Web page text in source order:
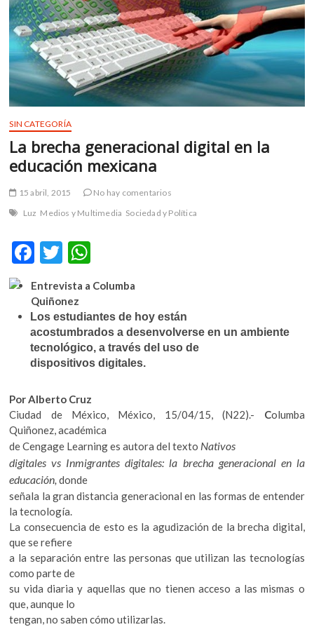
m
v
o
l
r
SIN CATEGORÍA
La brecha generacional digital en la
educación mexicana
15 abril, 2015
No hay comentarios
Luz Medios y Multimedia Sociedad y Política
F
ac
e
b
o
o
T
w
itt
er
h
at
s
A
p
Entrevista a Columba
Quiñonez
Los estudiantes de hoy están
acostumbrados a desenvolverse en un ambiente
tecnológico, a través del uso de
dispositivos digitales.
Por Alberto Cruz
Ciudad de México, México, 15/04/15, (N22).- Columba
Quiñonez, académica
de Cengage Learning es autora del texto Nativos
digitales vs Inmigrantes digitales: la brecha generacional en la
educación,donde
señala la gran distancia generacional en las formas de entender
la tecnología.
La consecuencia de esto es la agudización de la brecha digital,
que se refiere
a la separación entre las personas que utilizan las tecnologías
como parte de
su vida diaria y aquellas que no tienen acceso a las mismas o
que, aunque lo
tengan, no saben cómo utilizarlas.